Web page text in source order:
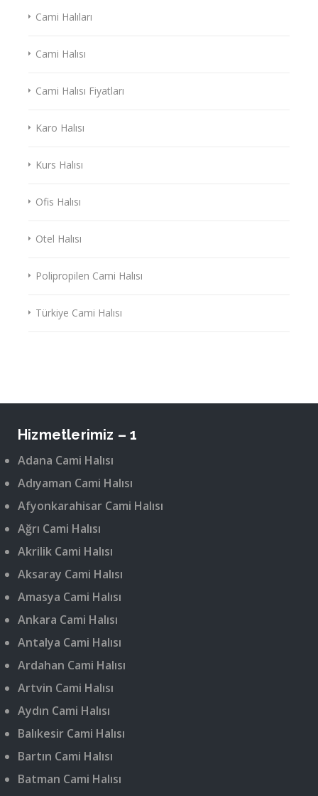
Cami Halıları
Cami Halısı
Cami Halısı Fiyatları
Karo Halısı
Kurs Halısı
Ofis Halısı
Otel Halısı
Polipropilen Cami Halısı
Türkiye Cami Halısı
Hizmetlerimiz – 1
Adana Cami Halısı
Adıyaman Cami Halısı
Afyonkarahisar Cami Halısı
Ağrı Cami Halısı
Akrilik Cami Halısı
Aksaray Cami Halısı
Amasya Cami Halısı
Ankara Cami Halısı
Antalya Cami Halısı
Ardahan Cami Halısı
Artvin Cami Halısı
Aydın Cami Halısı
Balıkesir Cami Halısı
Bartın Cami Halısı
Batman Cami Halısı